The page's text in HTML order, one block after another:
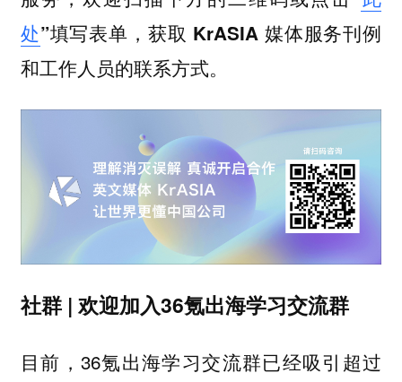
处”填写表单，获取 KrASIA 媒体服务刊例
和工作人员的联系方式。
社群 | 欢迎加入36氪出海学习交流群
目前，36氪出海学习交流群已经吸引超过